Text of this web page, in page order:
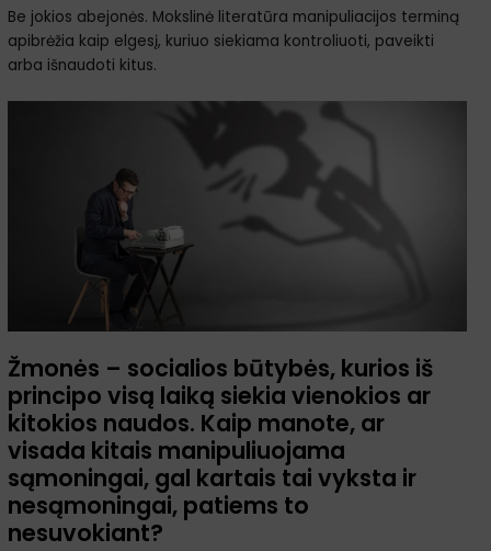
Be jokios abejonės. Mokslinė literatūra manipuliacijos terminą
apibrėžia kaip elgesį, kuriuo siekiama kontroliuoti, paveikti
arba išnaudoti kitus.
Žmonės – socialios būtybės, kurios iš
principo visą laiką siekia vienokios ar
kitokios naudos. Kaip manote, ar
visada kitais manipuliuojama
sąmoningai, gal kartais tai vyksta ir
nesąmoningai, patiems to
nesuvokiant?